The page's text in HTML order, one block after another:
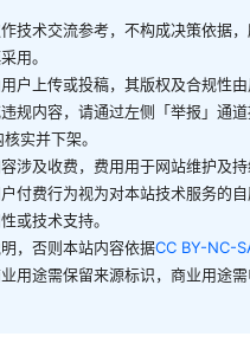
技术交流参考，不构成决策依据
用。
户上传或投稿，其版权及合规性
规内容，请通过左侧「举报」通道
实并下架。
涉及收费，费用用于网站维护及
付费行为视为对本站技术服务的
或技术支持。
，否则本站内容依据CC BY-NC-
用途需保留来源标识，商业用途